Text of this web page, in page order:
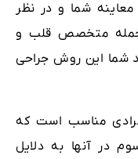
شما و در نظر
جمله متخصص قلب و
شما این روش جراحی
مناسب است که
در آنها به دلایل